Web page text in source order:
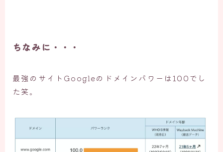
ちなみに・・・
最強のサイトGoogleのドメインパワーは100でし
た笑。